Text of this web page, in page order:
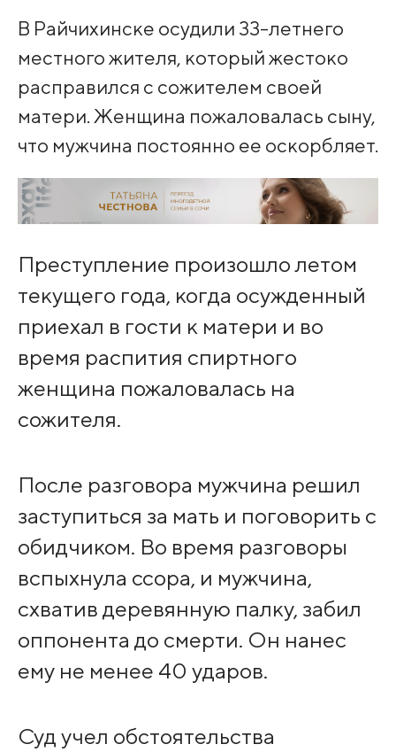
В Райчихинске осудили 33-летнего
местного жителя, который жестоко
расправился с сожителем своей
матери. Женщина пожаловалась сыну,
что мужчина постоянно ее оскорбляет.
Преступление произошло летом
текущего года, когда осужденный
приехал в гости к матери и во
время распития спиртного
женщина пожаловалась на
сожителя.
После разговора мужчина решил
заступиться за мать и поговорить с
обидчиком. Во время разговоры
вспыхнула ссора, и мужчина,
схватив деревянную палку, забил
оппонента до смерти. Он нанес
ему не менее 40 ударов.
Суд учел обстоятельства